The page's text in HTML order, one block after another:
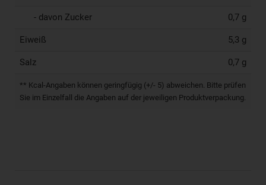
- davon Zucker 0,7 g
Eiweiß 5,3 g
Salz 0,7 g
** Kcal-Angaben können geringfügig (+/- 5) abweichen. Bitte prüfen
Sie im Einzelfall die Angaben auf der jeweiligen Produktverpackung.